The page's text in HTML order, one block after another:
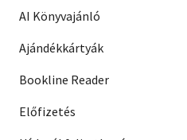
AI Könyvajánló
Ajándékkártyák
Bookline Reader
Előfizetés